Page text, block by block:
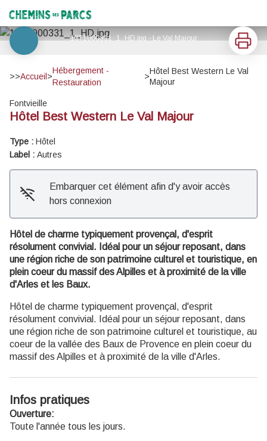
Chemins des Parcs
13T1000331_1_HD.jpg - Le Val Majour
Voir l'image en plein écran
Imprimer
>>Accueil >
Hébergement -
Restauration
>
Hôtel Best Western Le Val
Majour
Fontvieille
Hôtel Best Western Le Val Majour
Type : Hôtel
Label : Autres
Embarquer cet élément afin d'y avoir accès
hors connexion
Hôtel de charme typiquement provençal, d'esprit
résolument convivial. Idéal pour un séjour reposant, dans
une région riche de son patrimoine culturel et touristique, en
plein coeur du massif des Alpilles et à proximité de la ville
d'Arles et les Baux.
Hôtel de charme typiquement provençal, d'esprit
résolument convivial. Idéal pour un séjour reposant, dans
une région riche de son patrimoine culturel et touristique, au
coeur de la vallée des Baux de Provence en plein coeur du
massif des Alpilles et à proximité de la ville d'Arles.
Infos pratiques
Ouverture:
Toute l'année tous les jours.